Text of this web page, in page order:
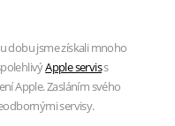
dobu jsme získali mnoho
Apple serviss
Apple. Zasláním svého
servisy.